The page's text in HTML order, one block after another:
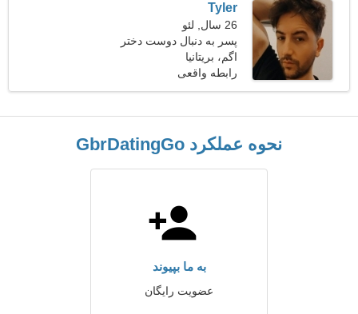
Tyler
26 سال, لئو
پسر به دنبال دوست دختر
است 22-31
اگم، بریتانیا
رابطه واقعی
نحوه عملکرد GbrDatingGo
به ما بپیوند
عضویت رایگان